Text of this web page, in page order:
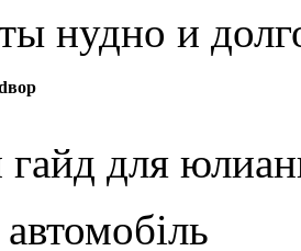
нудно и
для